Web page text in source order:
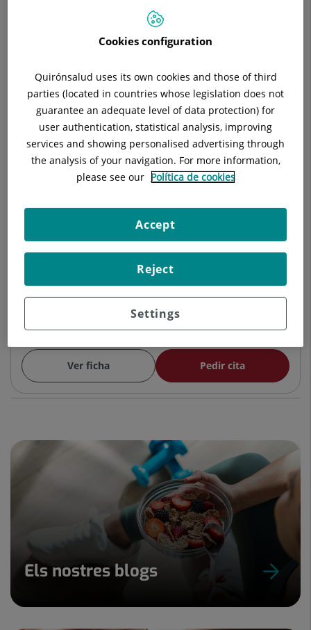
6ª planta consultoris
934948904 933221111 Exts 4828,4519,4249
Cirurgia General
abosch@hscor.com
Descripció Equipo Médico Malalties
Ramón Soliva Domínguez
FACULTATIVO ESPECIALISTA CIR. GENERAL Y
Ver ficha Pedir cita
Els nostres blogs
Cookies configuration
Quirónsalud uses its own cookies and those of third
parties (located in countries whose legislation does not
guarantee an adequate level of data protection) for
user authentication, statistical analysis, improving
services and showing personalised advertising through
the analysis of your navigation. For more information,
please see our Política de cookies
Settings
Reject
Accept